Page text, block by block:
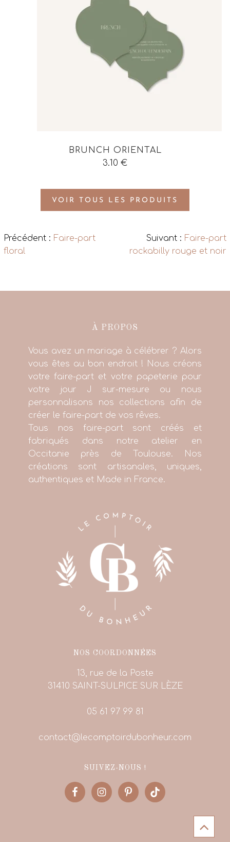
BRUNCH ORIENTAL
3.10 €
VOIR TOUS LES PRODUITS
Précédent : Faire-part
floral
Suivant : Faire-part
rockabilly rouge et noir
À PROPOS
Vous avez un mariage à célébrer ? Alors
vous êtes au bon endroit ! Nous créons
votre faire-part et votre papeterie pour
votre jour J sur-mesure ou nous
personnalisons nos collections afin de
créer le faire-part de vos rêves.
Tous nos faire-part sont créés et
fabriqués dans notre atelier en
Occitanie près de Toulouse. Nos
créations sont artisanales, uniques,
authentiques et Made in France.
NOS COORDONNÉES
13, rue de la Poste
31410 SAINT-SULPICE SUR LÈZE
05 61 97 99 81
contact@lecomptoirdubonheur.com
SUIVEZ-NOUS !